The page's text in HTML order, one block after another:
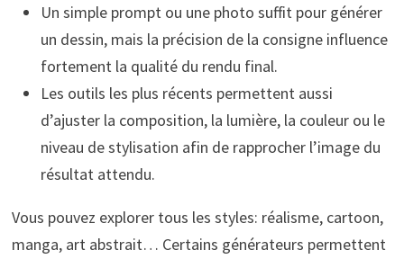
Un simple prompt ou une photo suffit pour générer
un dessin, mais la précision de la consigne influence
fortement la qualité du rendu final.
Les outils les plus récents permettent aussi
d’ajuster la composition, la lumière, la couleur ou le
niveau de stylisation afin de rapprocher l’image du
résultat attendu.
Vous pouvez explorer tous les styles: réalisme, cartoon,
manga, art abstrait… Certains générateurs permettent